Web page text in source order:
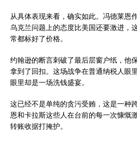
从具体表现来看，确实如此。冯德莱恩
乌克兰问题上的态度比美国还要激进，
常都标好了价格。
约翰逊的断言刺破了最后层窗户纸，他
拿到了回扣。这场战争在普通纳税人眼
眼里却是一场洗钱盛宴。
这已经不是单纯的贪污受贿，这是一种
恩和卡拉斯这些人在台前的每一次慷慨
转账收据打掩护。